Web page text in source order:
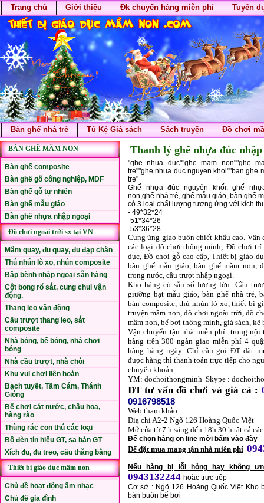
Trang chủ Giới thiệu Đk chuyển hàng miễn phí Tuyển
Bàn ghế nhà trẻ Tủ Kệ Giá sách Sách truyện Đồ chơi
BÀN GHẾ MẦM NON
Bàn ghế composite
Bàn ghế gỗ công nghiệp, MDF
Bàn ghế gỗ tự nhiên
Bàn ghế mẫu giáo
Bàn ghế nhựa nhập ngoại
Đồ chơi ngoài trời sx tại VN
Mâm quay, đu quay, đu đạp chân
Thú nhún lò xo, nhún composite
Bập bênh nhập ngoại sẵn hàng
Cột bong rổ sắt, cung chui vận
động.
Thang leo vận động
Cầu trượt thang leo, sắt
composite
Nhà bóng, bể bóng, nhà chơi
bóng
Nhà cầu trượt, nhà chòi
Khu vui chơi liên hoàn
Bạch tuyết, Tấm Cám, Thánh
Gióng
Bể chơi cát nước, chậu hoa,
hàng rào
Thùng rác con thú các loại
Bộ đèn tín hiệu GT, sa bàn GT
Xích đu, đu treo, cầu thăng bằng
Thiết bị giáo dục mầm non
Chủ đề hoạt động âm nhạc
Chủ đề gia đình
Thanh lý ghế nhựa đúc
"ghe nhua duc""ghe mam non""ghe
tre""ghe nhua duc nguyen khoi""ban ghe
tre"
Ghế nhựa đúc nguyên khối, ghế
non,ghế nhà trẻ, ghế mẫu giáo, bàn ghế
có 3 loại chất lượng tương ứng với kích
- 49*32*24
-51*34*26
-53*36*28
Cung ứng giao buôn chiết khấu cao. Vận
các loại đồ chơi thông minh; Đồ chơi
dục, Đồ chơi gỗ cao cấp, Thiết bị giáo
bàn ghế mẫu giáo, bàn ghế mầm non,
trong nước, cầu trượt nhập ngoại.
Kho hàng có sẵn số lượng lớn: Cầu
giường bạt mẫu giáo, bàn ghế nhà trẻ,
bàn composite, thú nhún lò xo, thiết bị
truyện mầm non, đồ chơi ngoài trời, đồ
mầm non, bể bơi thông minh, giá sách, kệ
Vận chuyển tận nhà miễn phí trong nội
hàng trên 300 ngàn giao miễn phí 4
hàng hàng ngày. Chỉ cần gọi ĐT đặt
được hàng thì thanh toán trực tiếp cho
chuyển khoản
YM: dochoithongminh Skype :
ĐT tư vấn đồ chơi và giá cả :
0916798518
Web tham khảo
Điạ chỉ A2-2 Ngõ 126 Hoàng Quốc Việt
Mở cửa từ 7 h sáng đến 18h 30 h tât cả
Để chọn hàng on line mời bấm vào đây
Để đặt mua mang tận nhà miễn phí
Nếu hàng bị lỗi hỏng hay không
0943132244 hoặc trực tiếp
Cơ sở : Ngõ 126 Hoàng Quốc Việt Kho
bán buôn bể bơi